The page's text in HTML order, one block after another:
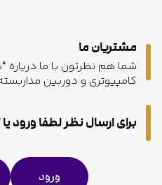
مشتریان ما
شما هم نظرتون با ما دریاره
کامپیوتری و دوربین
برای ارسال نظر لطفا ورود
ورود